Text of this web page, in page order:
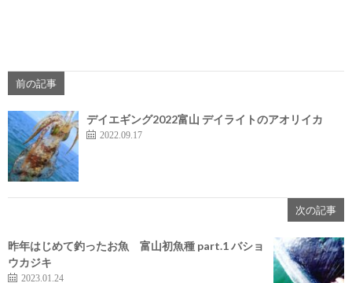
前の記事
デイエギング2022富山 デイライトのアオリイカ
2022.09.17
次の記事
昨年はじめて釣ったお魚 富山初魚種 part.1 バショ
ウカジキ
2023.01.24